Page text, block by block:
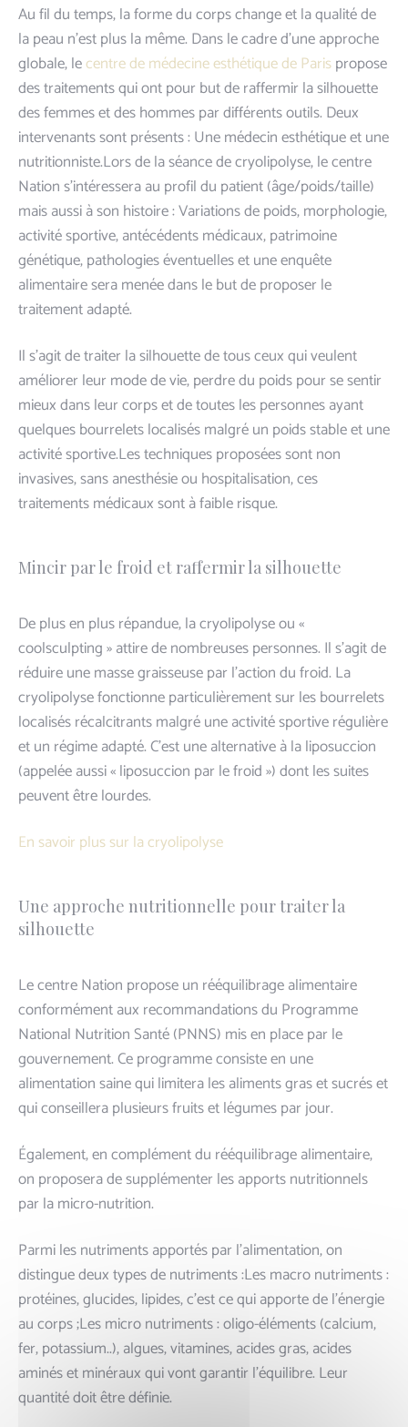
Au fil du temps, la forme du corps change et la qualité de
la peau n’est plus la même. Dans le cadre d’une approche
globale, lecentre de médecine esthétique de Parispropose
des traitements qui ont pour but de raffermir la silhouette
des femmes et des hommes par différents outils. Deux
intervenants sont présents : Une médecin esthétique et une
nutritionniste.Lors de la séance de ​cryolipolyse​, le centre
Nation s’intéressera au profil du patient (âge/poids/taille)
mais aussi à son histoire : Variations de poids, morphologie,
activité sportive, antécédents médicaux, patrimoine
génétique, pathologies éventuelles et une enquête
alimentaire sera menée dans le but de proposer le
traitement adapté.
Il s’agit de traiter la silhouette de tous ceux qui veulent
améliorer leur mode de vie, perdre du poids pour se sentir
mieux dans leur corps et de toutes les personnes ayant
quelques ​bourrelets localisés​ malgré un poids stable et une
activité sportive.Les techniques proposées sont non
invasives, sans anesthésie ou hospitalisation, ces
traitements médicaux sont à faible risque.
Mincir par le froid et raffermir la silhouette
De plus en plus répandue, la cryolipolyse ou «
coolsculpting » attire de nombreuses personnes. Il s’agit de ​
réduire une masse graisseuse par l’action du froid​. La
cryolipolyse fonctionne particulièrement sur les bourrelets
localisés récalcitrants malgré une activité sportive régulière
et un régime adapté. C’est une alternative à la liposuccion ​
(appelée aussi​ « liposuccion par le froid »​) dont les suites
peuvent être lourdes.
En savoir plus sur la cryolipolyse
Une approche nutritionnelle pour traiter la
silhouette
Le centre Nation propose un rééquilibrage alimentaire
conformément aux recommandations du Programme
National Nutrition Santé (PNNS) mis en place par le
gouvernement. Ce programme consiste en une
alimentation saine qui limitera les aliments gras et sucrés et
qui conseillera plusieurs fruits et légumes par jour.
Également, en complément du ​rééquilibrage alimentaire​,
on proposera de supplémenter les apports nutritionnels
par la ​micro-nutrition​.
Parmi les nutriments apportés par l’alimentation, on
distingue deux types de nutriments :Les ​macro nutriments ​:
protéines, glucides, lipides, c’est ce qui apporte de l’énergie
au corps ;Les ​micro nutriments ​: oligo-éléments (calcium,
fer, potassium..), algues, vitamines, acides gras, acides
aminés et minéraux qui vont garantir l’équilibre. Leur
quantité doit être définie.